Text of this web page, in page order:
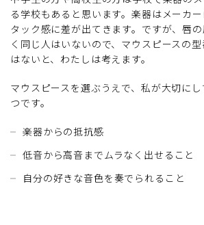
る学校もあると思います。楽器はメーカ
タック感に差が出てきます。ですが、唇
く同じ人はいないので、マウスピースの
はないと、わたしは考えます。
マウスピースを選ぶうえで、私が大切に
つです。
楽器からの抵抗感
低音から高音までムラなく出せること
自分の好きな音色を奏でられること